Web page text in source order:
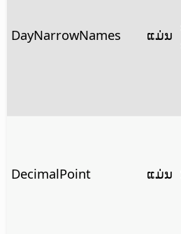
DayNarrowNames ແມ່ນ
DecimalPoint ແມ່ນ